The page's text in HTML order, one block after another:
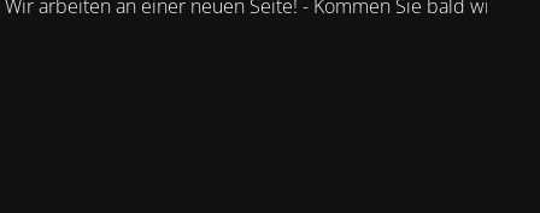
Wir arbeiten an einer neuen Seite! - Kommen Sie bald wieder.